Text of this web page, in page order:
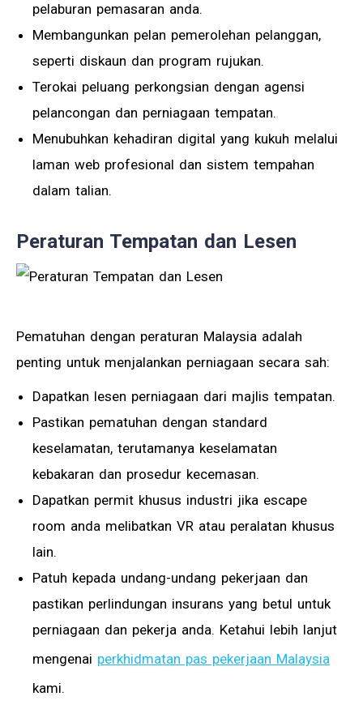
pelaburan pemasaran anda.
Membangunkan pelan pemerolehan pelanggan,
seperti diskaun dan program rujukan.
Terokai peluang perkongsian dengan agensi
pelancongan dan perniagaan tempatan.
Menubuhkan kehadiran digital yang kukuh melalui
laman web profesional dan sistem tempahan
dalam talian.
Peraturan Tempatan dan Lesen
Pematuhan dengan peraturan Malaysia adalah
penting untuk menjalankan perniagaan secara sah:
Dapatkan lesen perniagaan dari majlis tempatan.
Pastikan pematuhan dengan standard
keselamatan, terutamanya keselamatan
kebakaran dan prosedur kecemasan.
Dapatkan permit khusus industri jika escape
room anda melibatkan VR atau peralatan khusus
lain.
Patuh kepada undang-undang pekerjaan dan
pastikan perlindungan insurans yang betul untuk
perniagaan dan pekerja anda. Ketahui lebih lanjut
mengenai perkhidmatan pas pekerjaan Malaysia
kami.